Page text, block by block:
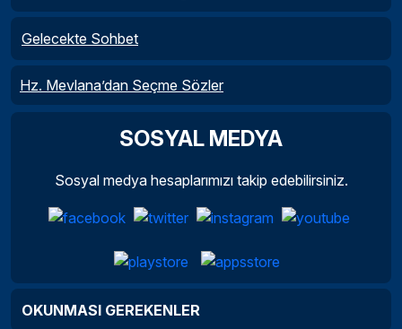
Gelecekte Sohbet
Hz. Mevlana’dan Seçme Sözler
SOSYAL MEDYA
Sosyal medya hesaplarımızı takip edebilirsiniz.
OKUNMASI GEREKENLER